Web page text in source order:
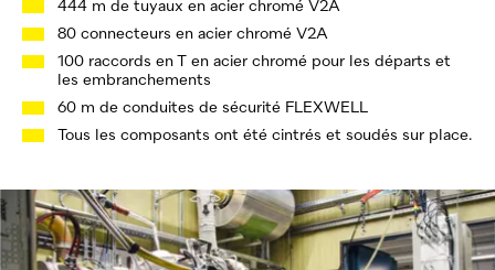
444 m de tuyaux en acier chromé V2A
80 connecteurs en acier chromé V2A
100 raccords en T en acier chromé pour les départs et
les embranchements
60 m de conduites de sécurité FLEXWELL
Tous les composants ont été cintrés et soudés sur place.